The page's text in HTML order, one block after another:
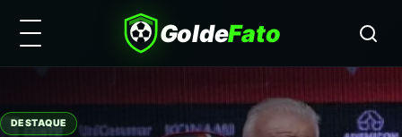
GoldeFato
DESTAQUE